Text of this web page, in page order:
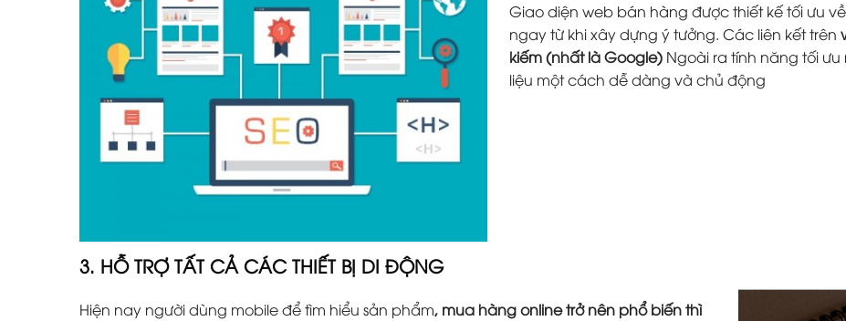
Giao diện web bán hàng được thiết kế tối ưu
ngay từ khi xây dựng ý tưởng. Các liên kết trên
kiếm (nhất là Google) Ngoài ra tính năng tối
liệu một cách dễ dàng và chủ động
3. HỖ TRỢ TẤT CẢ CÁC THIẾT BỊ DI ĐỘNG
Hiện nay người dùng mobile để tìm hiểu sản phẩm, mua hàng online trở nên phổ biến thì